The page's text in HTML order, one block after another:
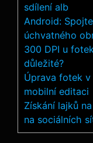
sdílení alb
Android:
úchvatného
300 DPI u
důležité?
Úprava fotek
mobilní editaci
Získání lajků
na sociálních